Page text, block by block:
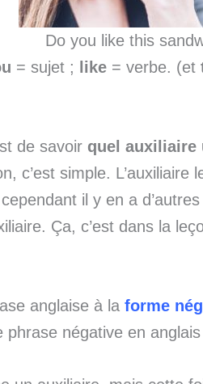
Do you like this
= sujet ; like = verbe. (et
de savoir quel auxiliaire
c’est simple. L’auxiliaire
il y en a
Ça, c’est dans la
anglaise à la forme
phrase négative en